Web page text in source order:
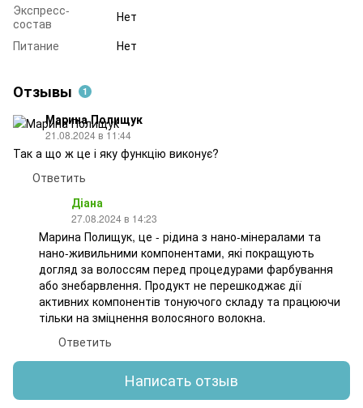
Экспресс-
состав
Нет
Питание
Нет
Отзывы 1
Марина Полищук
21.08.2024 в 11:44
Так а що ж це і яку функцію виконує?
Ответить
Діана
27.08.2024 в 14:23
Марина Полищук, це - рідина з нано-мінералами та
нано-живильними компонентами, які покращують
догляд за волоссям перед процедурами фарбування
або знебарвлення. Продукт не перешкоджає дії
активних компонентів тонуючого складу та працюючи
тільки на зміцнення волосяного волокна.
Ответить
Написать отзыв